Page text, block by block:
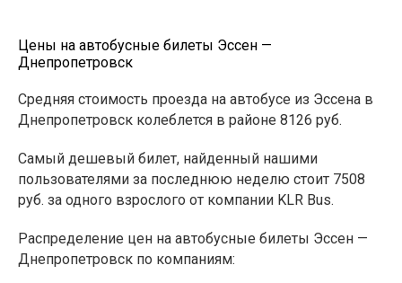
Цены на автобусные билеты Эссен —
Днепропетровск
Средняя стоимость проезда на автобусе из Эссена в
Днепропетровск колеблется в районе 8126 руб.
Самый дешевый билет, найденный нашими
пользователями за последнюю неделю стоит 7508
руб. за одного взрослого от компании KLR Bus.
Распределение цен на автобусные билеты Эссен —
Днепропетровск по компаниям: